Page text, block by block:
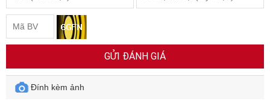
GỬI ĐÁNH GIÁ
Đính kèm ảnh